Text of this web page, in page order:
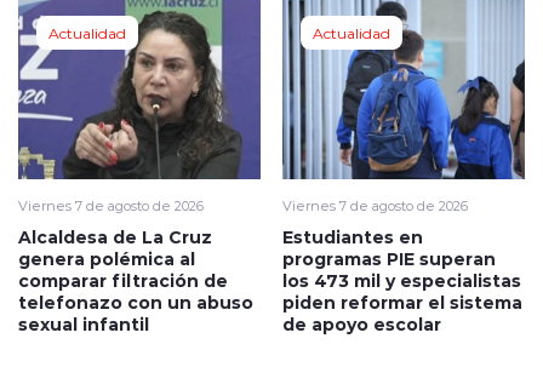
Actualidad
Viernes 7 de agosto de 2026
Alcaldesa de La Cruz
genera polémica al
comparar filtración de
telefonazo con un abuso
sexual infantil
Actualidad
Viernes 7 de agosto de 2026
Estudiantes en
programas PIE superan
los 473 mil y especialistas
piden reformar el sistema
de apoyo escolar